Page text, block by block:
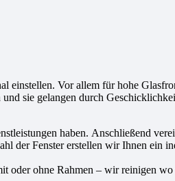
einstellen. Vor allem für hohe
sie gelangen durch
haben. Anschließend
der Fenster erstellen wir Ihnen ein
oder ohne Rahmen – wir reinigen